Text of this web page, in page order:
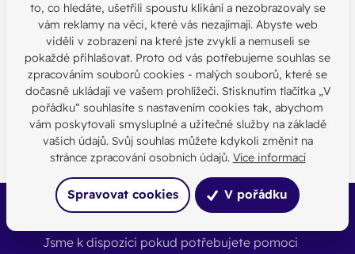
Našli jste chybu nebo máte jinou
otázku?
Kontaktujte nás
SDÍLEJTE:
Jsme k dispozici pokud potřebujete pomoci
to, co hledáte, ušetřili spoustu klikání a nezobrazovaly se
vám reklamy na věci, které vás nezajímají. Abyste web
viděli v zobrazení na které jste zvyklí a nemuseli se
pokaždé přihlašovat. Proto od vás potřebujeme souhlas se
zpracováním souborů cookies - malých souborů, které se
dočasně ukládají ve vašem prohlížeči. Stisknutím tlačítka „V
pořádku“ souhlasíte s nastavením cookies tak, abychom
vám poskytovali smysluplné a užitečné služby na základě
vašich údajů. Svůj souhlas můžete kdykoli změnit na
stránce zpracování osobních údajů. Více informací
Spravovat cookies V pořádku